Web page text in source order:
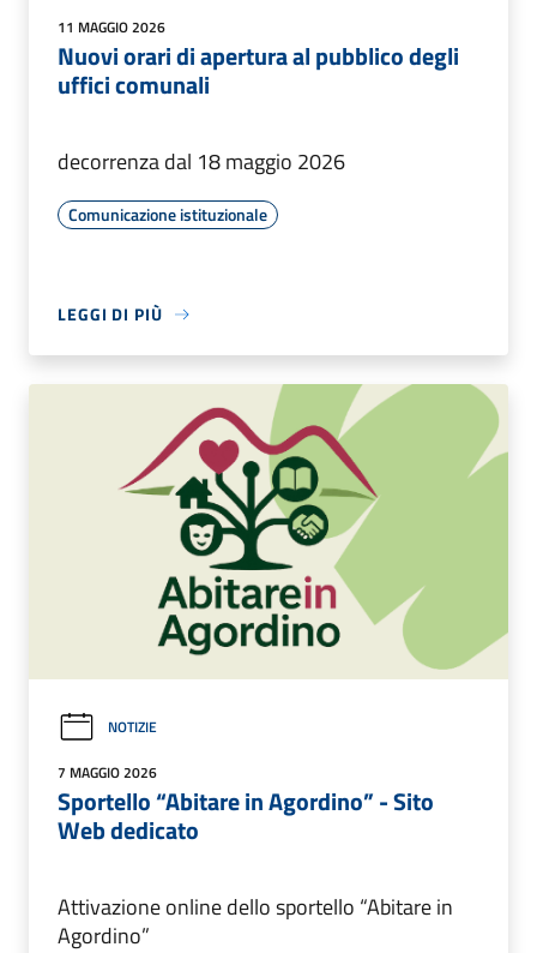
11 MAGGIO 2026
Nuovi orari di apertura al pubblico degli
uffici comunali
decorrenza dal 18 maggio 2026
Comunicazione istituzionale
LEGGI DI PIÙ
NOTIZIE
7 MAGGIO 2026
Sportello “Abitare in Agordino” - Sito
Web dedicato
Attivazione online dello sportello “Abitare in
Agordino”